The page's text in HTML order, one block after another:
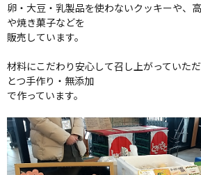
卵・大豆・乳製品を使わないクッキーや、
や焼き菓子などを
販売しています。
材料にこだわり安心して召し上がっていた
とつ手作り・無添加
で作っています。